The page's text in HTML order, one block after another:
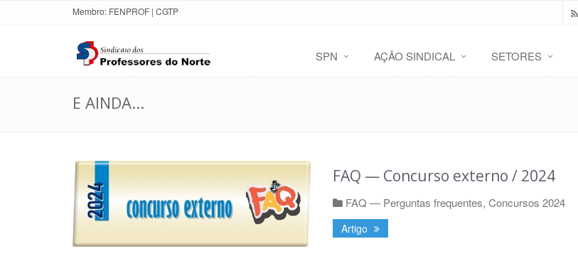
Membro: FENPROF | CGTP
SPN AÇÃO SINDICAL SETORES
E AINDA...
FAQ — Concurso externo / 2024
FAQ — Perguntas frequentes, Concursos 2024
Artigo